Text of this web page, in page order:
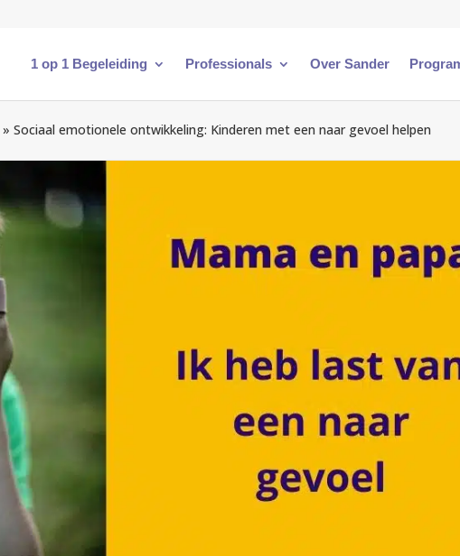
1 op 1 Begeleiding Professionals Over Sander
» Sociaal emotionele ontwikkeling: Kinderen met een naar gevoel helpen